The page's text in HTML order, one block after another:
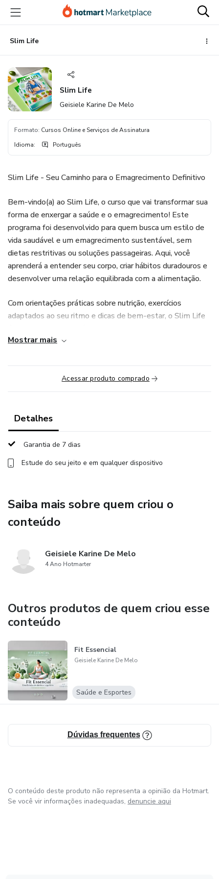
para
conteúdo
principal
para
pagamento
para
rodapé
Slim Life
Slim Life
Geisiele Karine De Melo
Formato: Cursos Online e Serviços de Assinatura
Idioma: Português
Slim Life - Seu Caminho para o Emagrecimento Definitivo
Bem-vindo(a) ao Slim Life, o curso que vai transformar sua
forma de enxergar a saúde e o emagrecimento! Este
programa foi desenvolvido para quem busca um estilo de
vida saudável e um emagrecimento sustentável, sem
dietas restritivas ou soluções passageiras. Aqui, você
aprenderá a entender seu corpo, criar hábitos duradouros e
desenvolver uma relação equilibrada com a alimentação.
Com orientações práticas sobre nutrição, exercícios
adaptados ao seu ritmo e dicas de bem-estar, o Slim Life
saudável. Nossa abordagem vai muito além da perda de
de corpo e mente, para que você alcance e mantenha os
resultados com equilíbrio e satisfação.
cheia de energia e vitalidade. Pronto(a) para embarcar
nessa jornada e viver a sua melhor versão?
Mostrar mais
Acessar produto comprado
Detalhes
Garantia de 7 dias
Estude do seu jeito e em qualquer dispositivo
Saiba mais sobre quem criou o
conteúdo
Geisiele Karine De Melo
4 Ano Hotmarter
Outros produtos de quem criou esse
conteúdo
Fit Essencial
Geisiele Karine De Melo
Saúde e Esportes
Dúvidas frequentes
O conteúdo deste produto não representa a opinião da Hotmart.
Se você vir informações inadequadas, denuncie aqui